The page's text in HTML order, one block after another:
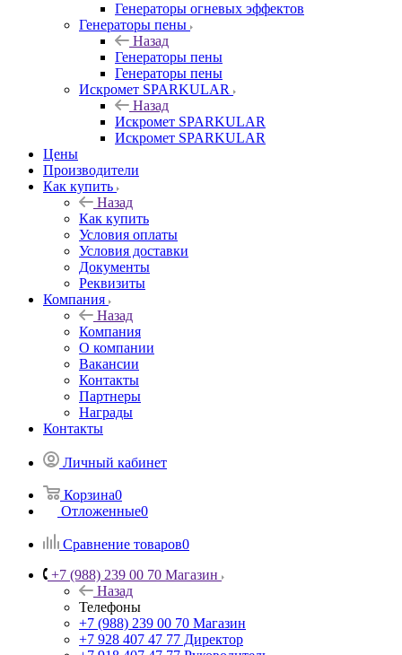
Генераторы огневых эффектов
Генераторы пены
Назад
Генераторы пены
Генераторы пены
Искромет SPARKULAR
Назад
Искромет SPARKULAR
Искромет SPARKULAR
Цены
Производители
Как купить
Назад
Как купить
Условия оплаты
Условия доставки
Документы
Реквизиты
Компания
Назад
Компания
О компании
Вакансии
Контакты
Партнеры
Награды
Контакты
Личный кабинет
Корзина0
Отложенные0
Сравнение товаров0
+7 (988) 239 00 70 Магазин
Назад
Телефоны
+7 (988) 239 00 70 Магазин
+7 928 407 47 77 Директор